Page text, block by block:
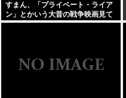
すまん、「プライベート・ライア
ン」とかいう大昔の戦争映画見て
みたら最初の30分で地獄なんだ